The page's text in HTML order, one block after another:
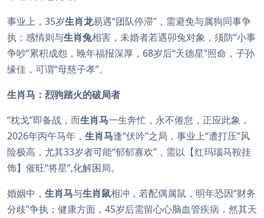
事业上，35岁生肖龙易遇“团队停滞”，需避免与属狗同事争
执；感情则与生肖兔相害，未婚者若遇卯兔对象，须防“小事
争吵”累积成怨，晚年福报深厚，68岁后“天德星”照命，子孙
缘佳，可谓“母慈子孝”。
生肖马：烈驹踏火的破局者
“枕戈”即备战，而生肖马一生奔忙，永不倦怠，正应此象，
2026年丙午马年， 生肖马逢“伏吟”之局，事业上“遭打压”风
险极高，尤其33岁者可能“郁郁寡欢”，需以【红玛瑙马鞍挂
饰】催旺“将星”,化解困局。
婚姻中， 生肖马与生肖鼠相冲，若配偶属鼠，明年恐因“财务
分歧”争执；健康方面，45岁后需留心心脑血管疾病，然其天